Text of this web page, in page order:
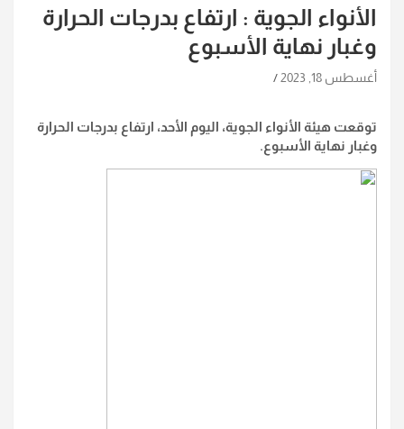
الأنواء الجوية : ارتفاع بدرجات الحرارة
وغبار نهاية الأسبوع
أغسطس 18, 2023
توقعت هيئة الأنواء الجوية، اليوم الأحد، ارتفاع بدرجات الحرارة
وغبار نهاية الأسبوع.